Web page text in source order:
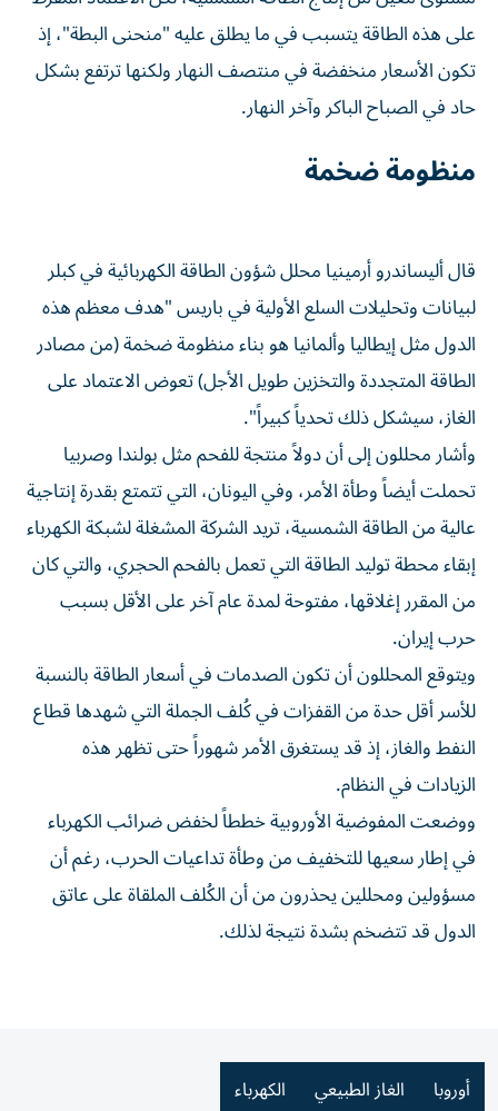
على هذه الطاقة يتسبب في ما يطلق عليه "منحنى البطة"، إذ
تكون الأسعار منخفضة في منتصف النهار ولكنها ترتفع بشكل
حاد في الصباح الباكر وآخر النهار.
منظومة ضخمة
قال أليساندرو أرمينيا محلل شؤون الطاقة الكهربائية في كبلر
لبيانات وتحليلات السلع ‌الأولية في باريس "هدف معظم ‌هذه
الدول مثل إيطاليا وألمانيا هو بناء منظومة ضخمة (من مصادر
الطاقة ⁠المتجددة والتخزين طويل الأجل) تعوض الاعتماد على
الغاز، سيشكل ذلك تحدياً كبيراً".
وأشار محللون إلى أن دولاً منتجة للفحم ‌مثل بولندا وصربيا
تحملت أيضاً وطأة الأمر، وفي اليونان، التي تتمتع بقدرة إنتاجية
عالية من الطاقة الشمسية، تريد الشركة المشغلة لشبكة الكهرباء
إبقاء محطة توليد الطاقة التي تعمل بالفحم الحجري، والتي كان
من المقرر إغلاقها، مفتوحة لمدة عام ⁠آخر على الأقل بسبب
حرب إيران.
ويتوقع المحللون أن تكون الصدمات في أسعار الطاقة بالنسبة
للأسر أقل حدة من القفزات ​في كُلف الجملة التي شهدها قطاع
النفط والغاز، إذ قد يستغرق الأمر شهوراً حتى تظهر هذه
الزيادات في النظام.
ووضعت المفوضية الأوروبية خططاً لخفض ضرائب الكهرباء
في إطار سعيها للتخفيف من وطأة تداعيات الحرب، رغم أن
مسؤولين ومحللين يحذرون من ⁠أن الكُلف الملقاة على عاتق
الدول قد تتضخم بشدة نتيجة لذلك.
أوروبا الغاز الطبيعي الكهرباء